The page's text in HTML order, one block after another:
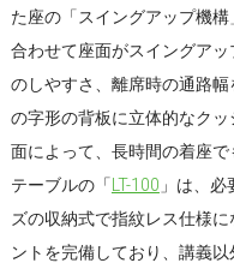
た座の「スイングアップ機
合わせて座面がスイングア
のしやすさ、離席時の通路
の字形の背板に立体的なク
面によって、長時間の着座で
テーブルの「 LT-100 」は、
ズの収納式で指紋レス仕様
ントを完備しており、講義